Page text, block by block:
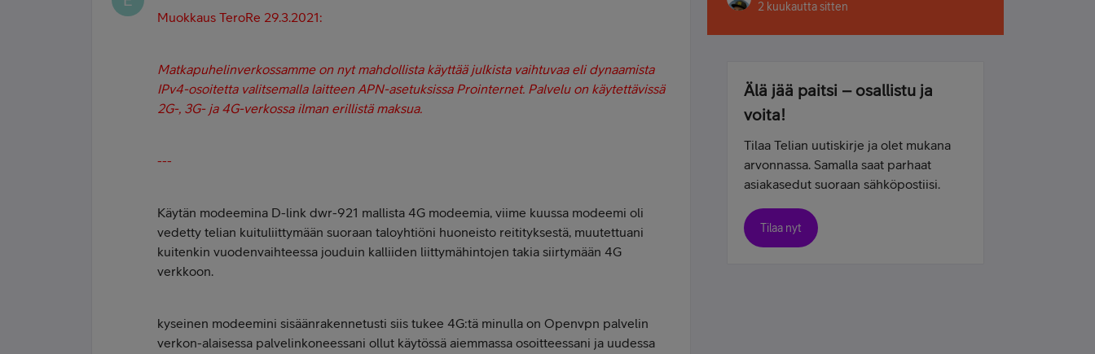
Muokkaus TeroRe 29.3.2021:
Matkapuhelinverkossamme on nyt mahdollista käyttää julkista vaihtuvaa eli dynaamista
IPv4-osoitetta valitsemalla laitteen APN-asetuksissa Prointernet. Palvelu on käytettävissä
2G-, 3G- ja 4G-verkossa ilman erillistä maksua.
---
Käytän modeemina D-link dwr-921 mallista 4G modeemia, viime kuussa modeemi oli
vedetty telian kuituliittymään suoraan taloyhtiöni huoneisto reitityksestä, muutettuani
kuitenkin vuodenvaihteessa jouduin kalliiden liittymähintojen takia siirtymään 4G
verkkoon.
kyseinen modeemini sisäänrakennetusti siis tukee 4G:tä minulla on Openvpn palvelin
verkon-alaisessa palvelinkoneessani ollut käytössä aiemmassa osoitteessani ja uudessa
2 kuukautta sitten
Älä jää paitsi – osallistu ja
voita!
Tilaa Telian uutiskirje ja olet mukana
arvonnassa. Samalla saat parhaat
asiakasedut suoraan sähköpostiisi.
Tilaa nyt